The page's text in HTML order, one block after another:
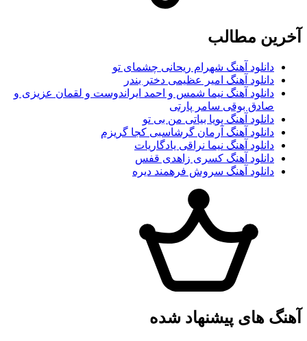
آخرین مطالب
دانلود آهنگ شهرام ریحانی چشمای تو
دانلود آهنگ امیر عظیمی دختر بندر
دانلود آهنگ نیما شمس و احمد ایراندوست و لقمان عزیزی و
صادق بوقی سامر پارتی
دانلود آهنگ پویا بیاتی من بی تو
دانلود آهنگ آرمان گرشاسبی کجا گریزم
دانلود آهنگ نیما نراقی یادگاریات
دانلود آهنگ کسری زاهدی قفس
دانلود آهنگ سروش فرهمند دیره
آهنگ های پیشنهاد شده